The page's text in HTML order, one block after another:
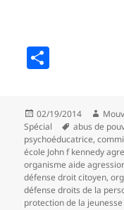
re
Posted
on
02/19/2014
Spécial
Tags
abus de
psychoéducatrice,
école John f kennedy
organisme aide
défense droit citoyen,
défense droits de la
protection de la jeunesse